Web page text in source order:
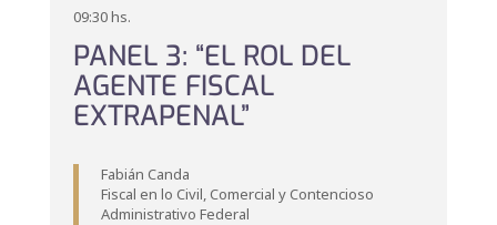
09:30 hs.
PANEL 3: “EL ROL DEL
AGENTE FISCAL
EXTRAPENAL”
Fabián Canda
Fiscal en lo Civil, Comercial y Contencioso
Administrativo Federal